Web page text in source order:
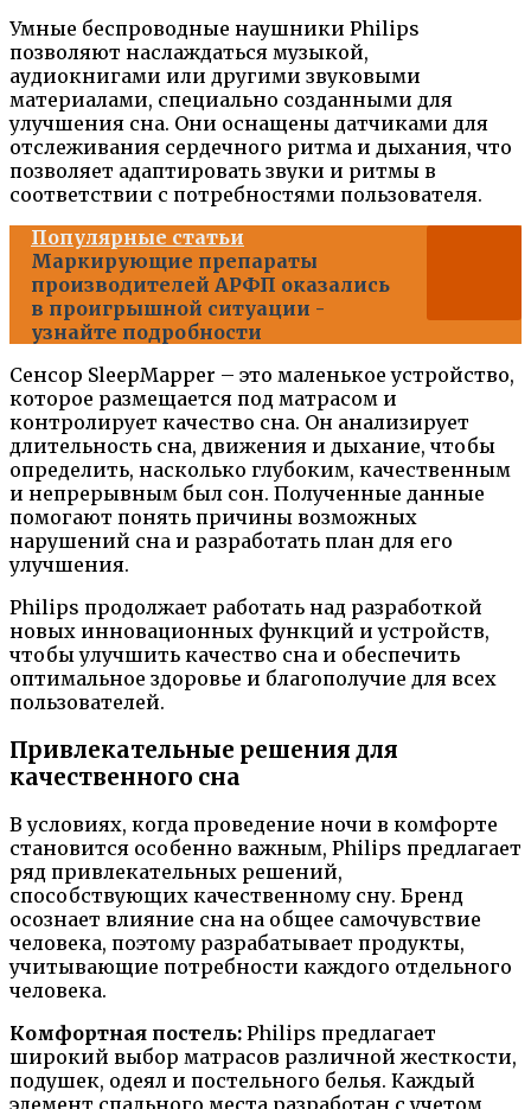
Умные беспроводные наушники Philips
позволяют наслаждаться музыкой,
аудиокнигами или другими звуковыми
материалами, специально созданными для
улучшения сна. Они оснащены датчиками для
отслеживания сердечного ритма и дыхания, что
позволяет адаптировать звуки и ритмы в
соответствии с потребностями пользователя.
Популярные статьи
Маркирующие препараты
производителей АРФП оказались
в проигрышной ситуации -
узнайте подробности
Сенсор SleepMapper – это маленькое устройство,
которое размещается под матрасом и
контролирует качество сна. Он анализирует
длительность сна, движения и дыхание, чтобы
определить, насколько глубоким, качественным
и непрерывным был сон. Полученные данные
помогают понять причины возможных
нарушений сна и разработать план для его
улучшения.
Philips продолжает работать над разработкой
новых инновационных функций и устройств,
чтобы улучшить качество сна и обеспечить
оптимальное здоровье и благополучие для всех
пользователей.
Привлекательные решения для
качественного сна
В условиях, когда проведение ночи в комфорте
становится особенно важным, Philips предлагает
ряд привлекательных решений,
способствующих качественному сну. Бренд
осознает влияние сна на общее самочувствие
человека, поэтому разрабатывает продукты,
учитывающие потребности каждого отдельного
человека.
Комфортная постель: Philips предлагает
широкий выбор матрасов различной жесткости,
подушек, одеял и постельного белья. Каждый